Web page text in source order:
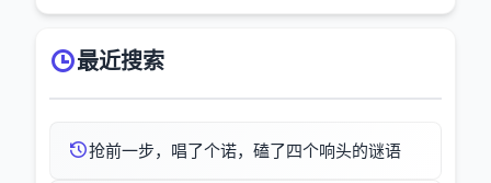
最近搜索
抢前一步，唱了个诺，磕了四个响头的谜语